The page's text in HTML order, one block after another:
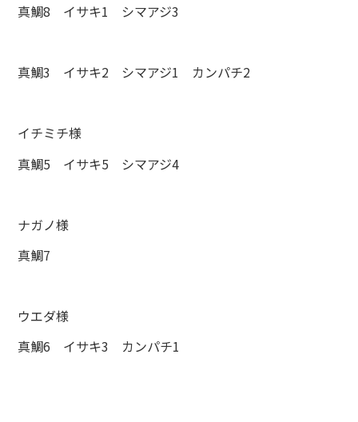
真鯛8 イサキ1 シマアジ3
真鯛3 イサキ2 シマアジ1 カンパチ2
イチミチ様
真鯛5 イサキ5 シマアジ4
ナガノ様
真鯛7
ウエダ様
真鯛6 イサキ3 カンパチ1